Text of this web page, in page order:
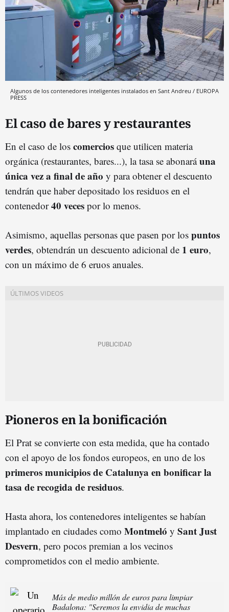
Algunos de los contenedores inteligentes instalados en Sant Andreu / EUROPA
PRESS
El caso de bares y restaurantes
En el caso de los comercios que utilicen materia
orgánica (restaurantes, bares...), la tasa se abonaráuna
única vez a final de año y para obtener el descuento
tendrán que haber depositado los residuos en el
contenedor40 veces por lo menos.
Asimismo, aquellas personas que pasen por los puntos
verdes, obtendrán un descuento adicional de 1 euro,
con un máximo de 6 eruos anuales.
Pioneros en la bonificación
El Prat se convierte con esta medida, que ha contado
con el apoyo de los fondos europeos, en uno de los
primeros municipios de Catalunya en bonificar la
tasa de recogida de residuos.
Hasta ahora, los contenedores inteligentes se habían
implantado en ciudades como Montmeló y Sant Just
Desvern, pero pocos premian a los vecinos
comprometidos con el medio ambiente.
Más de medio millón de euros para limpiar
Badalona: "Seremos la envidia de muchas